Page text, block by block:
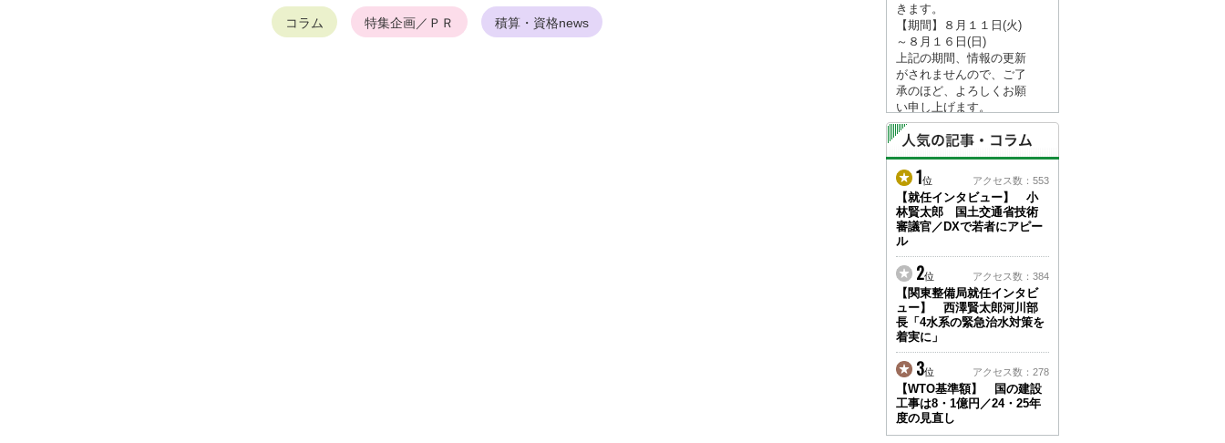
コラム 特集企画／ＰＲ 積算・資格news
きます。
【期間】８月１１日(火)
～８月１６日(日)
上記の期間、情報の更新
がされませんので、ご了
承のほど、よろしくお願
い申し上げます。
なお、情報は８月１７日
(月)より登録されます。
2026/04/23
●ゴールデンウィークに
伴う情報更新停止のお知
らせ(05/02～05/10)●
ユーザー各位
建設資料館をご利用いた
だき、誠に有難うござい
ます。
下記の期間につきまし
て、弊社休業のため情報
更新を停止させていただ
きます。
【期間】５月２日(土)～
５月１０日(日)
上記の期間、情報の更新
がされませんので、ご了
1位 アクセス数：553
【就任インタビュー】 小
林賢太郎 国土交通省技術
審議官／DXで若者にアピー
ル
2位 アクセス数：384
【関東整備局就任インタビ
ュー】 西澤賢太郎河川部
長「4水系の緊急治水対策を
着実に」
3位 アクセス数：278
【WTO基準額】 国の建設
工事は8・1億円／24・25年
度の見直し